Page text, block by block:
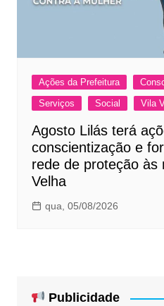
Ações da Prefeitura
Serviços
Social Vila
Agosto Lilás terá
conscientização e
rede de proteção às
Velha
qua, 05/08/2026
Publicidade